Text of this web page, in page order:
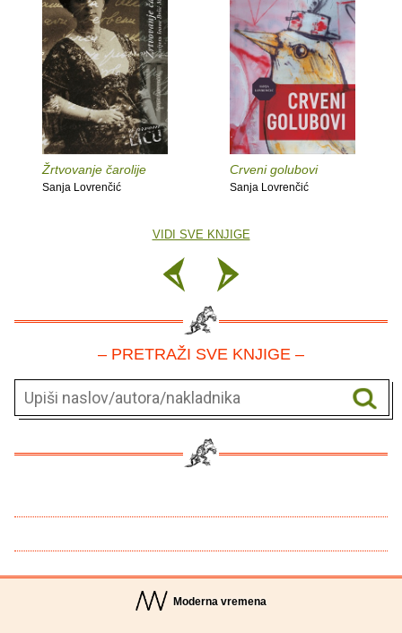
Žrtvovanje čarolije
Sanja Lovrenčić
Crveni golubovi
Sanja Lovrenčić
VIDI SVE KNJIGE
– PRETRAŽI SVE KNJIGE –
Moderna vremena